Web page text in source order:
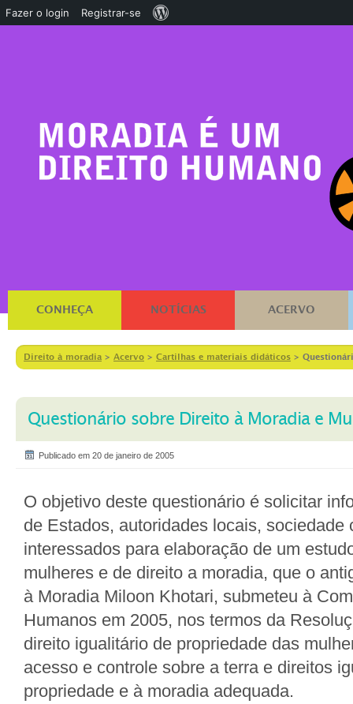
CONHEÇA NOTÍCIAS ACERVO
Direito à moradia > Acervo > Cartilhas e materiais didáticos >
Questionário sobre Direito à Moradia e
Publicado em 20 de janeiro de 2005
O objetivo deste questionário é solicitar
de Estados, autoridades locais, sociedade
interessados ​​para elaboração de um
mulheres e de direito a moradia, que o
à Moradia Miloon Khotari, submeteu à
Humanos em 2005, nos termos da
direito igualitário de propriedade das
acesso e controle sobre a terra e direitos
propriedade e à moradia adequada.
Fazer o login Registrar-se